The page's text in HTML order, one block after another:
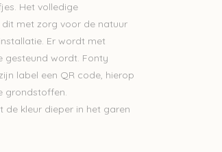
Het volledige
met zorg voor de natuur
Er wordt met
gesteund wordt. Fonty
label een QR code, hierop
grondstoffen.
kleur dieper in het garen